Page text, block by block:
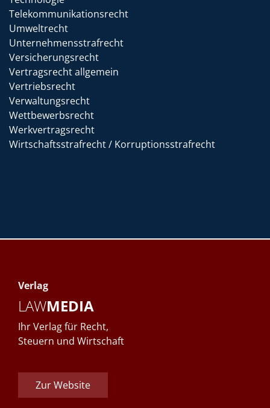
Telekommunikationsrecht
Umweltrecht
Unternehmensstrafrecht
Versicherungsrecht
Vertragsrecht allgemein
Vertriebsrecht
Verwaltungsrecht
Wettbewerbsrecht
Werkvertragsrecht
Wirtschaftsstrafrecht / Korruptionsstrafrecht
Verlag
LAWMEDIA
Ihr Verlag für Recht,
Steuern und Wirtschaft
Zur Website